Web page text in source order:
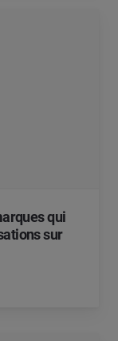
qui
sur